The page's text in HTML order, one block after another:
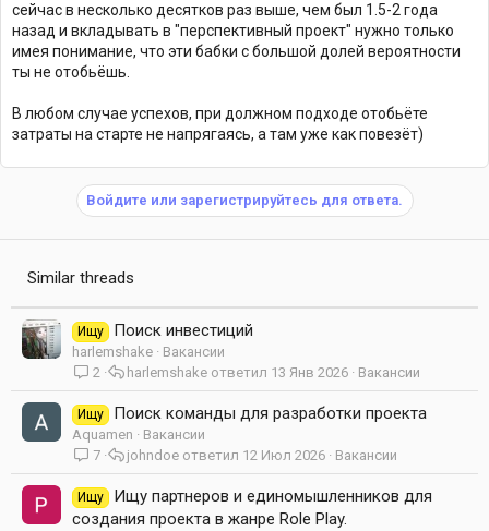
сейчас в несколько десятков раз выше, чем был 1.5-2 года
назад и вкладывать в "перспективный проект" нужно только
имея понимание, что эти бабки с большой долей вероятности
ты не отобьёшь.
В любом случае успехов, при должном подходе отобьёте
затраты на старте не напрягаясь, а там уже как повезёт)
Войдите или зарегистрируйтесь для ответа.
Similar threads
Ищу Поиск инвестиций
harlemshake
Вакансии
2
Вакансии
13 Янв 2026
harlemshake
Ищу Поиск команды для разработки проекта
Aquamen
Вакансии
7
Вакансии
12 Июл 2026
johndoe
Ищу
Ищу партнеров и единомышленников для
создания проекта в жанре Role Play.